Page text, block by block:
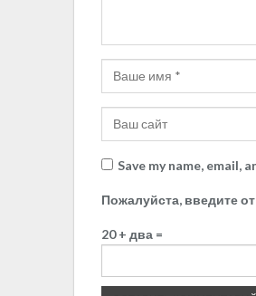
Save my name, email,
Пожалуйста, введите
20 + два =